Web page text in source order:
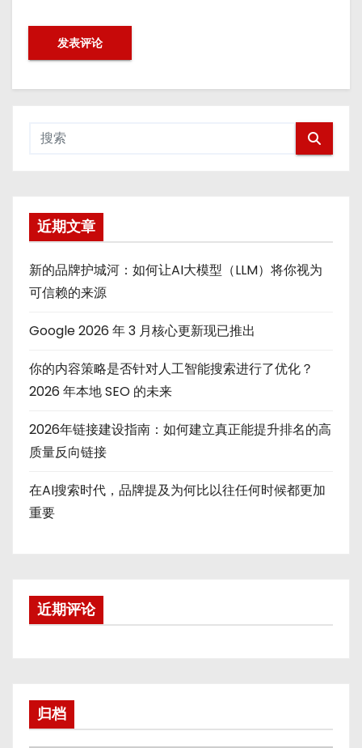
近期文章
新的品牌护城河：如何让AI大模型（LLM）将你视为
可信赖的来源
Google 2026 年 3 月核心更新现已推出
你的内容策略是否针对人工智能搜索进行了优化？
2026 年本地 SEO 的未来
2026年链接建设指南：如何建立真正能提升排名的高
质量反向链接
在AI搜索时代，品牌提及为何比以往任何时候都更加
重要
近期评论
归档